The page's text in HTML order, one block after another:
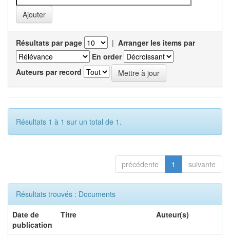
Résultats par page | Arranger les items par
En order
Auteurs par record
Résultats 1 à 1 sur un total de 1.
précédente 1 suivante
Résultats trouvés : Documents
Date de
publication
Titre Auteur(s)